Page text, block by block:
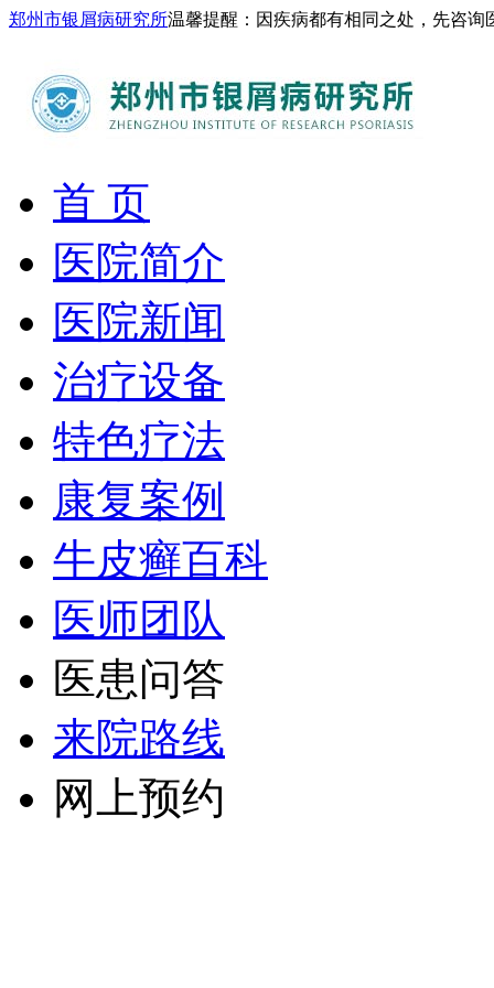
郑州市银屑病研究所温馨提醒：因疾病都有相同之处，先咨
首 页
医院简介
医院新闻
治疗设备
特色疗法
康复案例
牛皮癣百科
医师团队
医患问答
来院路线
网上预约